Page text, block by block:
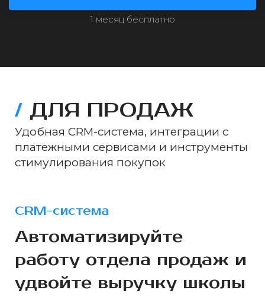
1 месяц бесплатно
/ ДЛЯ ПРОДАЖ
Удобная CRM-система, интеграции с
платежными сервисами и инструменты
стимулирования покупок
CRM-система
Автоматизируйте
работу отдела продаж и
удвойте выручку школы